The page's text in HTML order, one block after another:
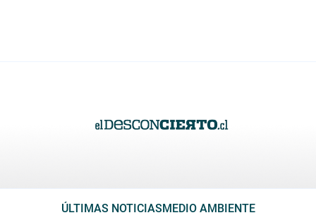
ÚLTIMAS NOTICIASMEDIO AMBIENTE